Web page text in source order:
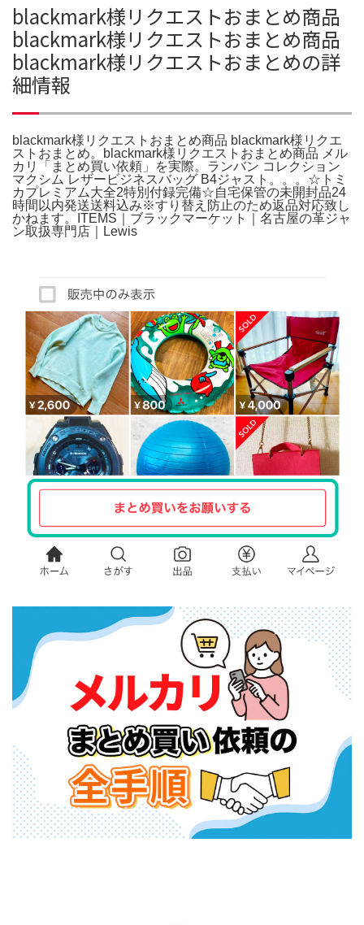
blackmark様リクエストおまとめ商品
blackmark様リクエストおまとめ商品
blackmark様リクエストおまとめの詳
細情報
blackmark様リクエストおまとめ商品 blackmark様リクエ
ストおまとめ。blackmark様リクエストおまとめ商品 メル
カリ「まとめ買い依頼」を実際。ランバン コレクション
マクシム レザービジネスバッグ B4ジャスト。。。☆トミ
カプレミアム大全2特別付録完備☆自宅保管の未開封品24
時間以内発送送料込み※すり替え防止のため返品対応致し
かねます。ITEMS｜ブラックマーケット｜名古屋の革ジャ
ン取扱専門店｜Lewis